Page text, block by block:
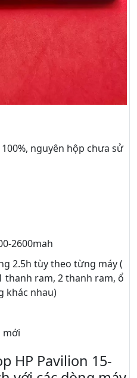
nguyên hộp chưa sử
2600mah
2.5h tùy theo từng máy (
thanh ram, 2 thanh ram, ổ
khác nhau)
mới
HP Pavilion 15-